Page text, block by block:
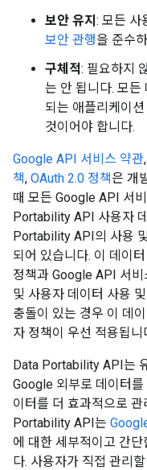
보안 유지 : 모든 사
보안 관행을 준수
구체적: 필요하지
는 안 됩니다. 모든
되는 애플리케이
것이어야 합니다.
Google API 서비스 약관,
책, OAuth 2.0 정책 은 개
때 모든 Google API 서
Portability API 사용자
Portability API의 사용
되어 있습니다. 이 데이
정책과 Google API 서
및 사용자 데이터 사용
충돌이 있는 경우 이 데
자 정책이 우선 적용됩니
Data Portability API는
Google 외부로 데이터를
이터를 더 효과적으로
Portability API는
에 대한 세부적이고 간
다. 사용자가 직접 관리